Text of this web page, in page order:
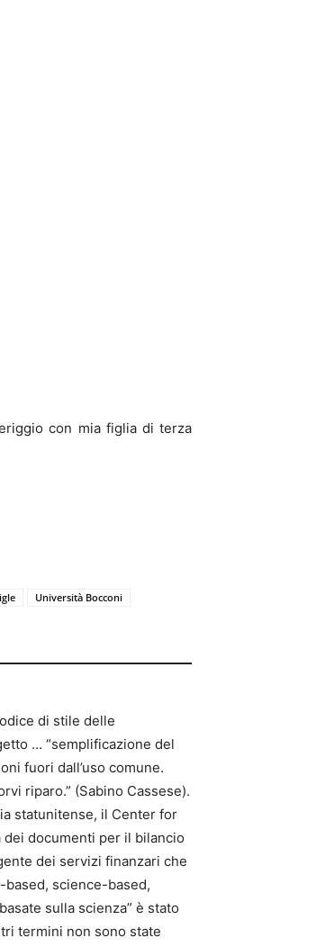
con mia figlia di terza
Università Bocconi
di stile delle
… “semplificazione del
fuori dall’uso comune.
riparo.” (Sabino Cassese).
statunitense, il Center for
dei documenti per il bilancio
dei servizi finanzari che
science-based,
sulla scienza” è stato
termini non sono state